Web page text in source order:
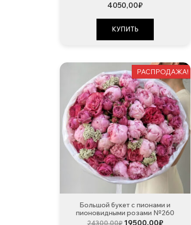
4050,00₽
КУПИТЬ
РАСПРОДАЖА!
Большой букет с пионами и
пионовидными розами №260
24300,00₽ Первоначальная
19500,00₽Текущая